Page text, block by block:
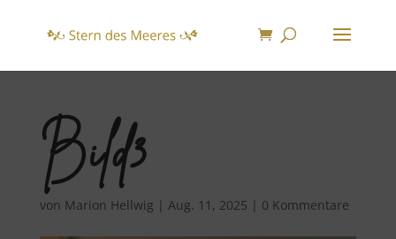
Bild3
von Marion Hellwig | Aug. 11, 2025 | 0 Kommentare